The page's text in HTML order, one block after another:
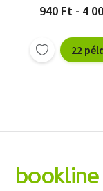
940 Ft - 4
22